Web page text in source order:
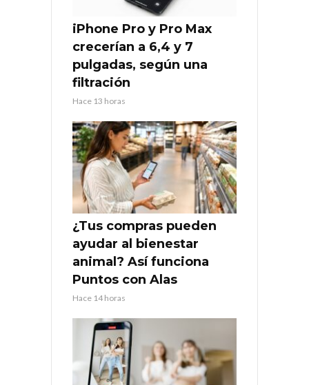
iPhone Pro y Pro Max
crecerían a 6,4 y 7
pulgadas, según una
filtración
Hace 13 horas
¿Tus compras pueden
ayudar al bienestar
animal? Así funciona
Puntos con Alas
Hace 14 horas